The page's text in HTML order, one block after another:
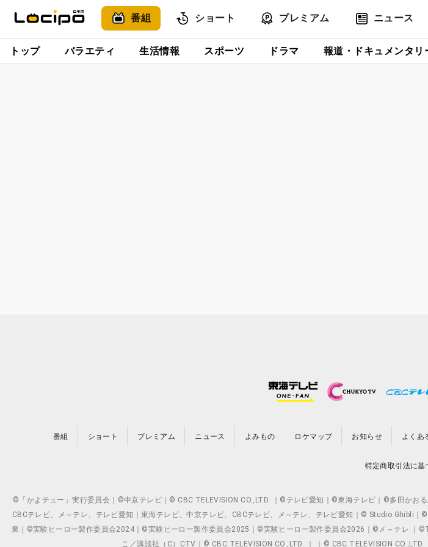
番組 ショート プレミアム ニュース
トップ バラエティ 生活情報 スポーツ ドラマ 報道・ドキュメンタリ
番組 ショート プレミアム ニュース よみもの ロケマップ お知らせ よくあ
特定商取引法に基
©「かよチュー」実行委員会｜©中京テレビ｜© CBC TELEVISION CO.,LTD. ｜©テレビ愛知｜©東海テレビ｜©多田か
CBCテレビ、メ～テレ、テレビ愛知｜東海テレビ、中京テレビ、CBCテレビ、メ～テレ、テレビ愛知｜© Studio Ghibli
業｜©実験ヒーロー製作委員会2024｜©実験ヒーロー製作委員会2025｜©実験ヒーロー製作委員会2026｜©メ～テレ ｜
こ／講談社（C）CTV｜© CBC TELEVISION CO.,LTD. ｜ ｜© CBC TELEVISION